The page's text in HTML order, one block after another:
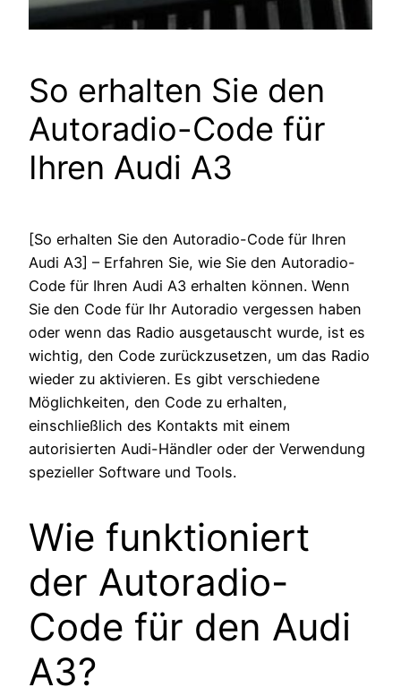
So erhalten Sie den
Autoradio-Code für
Ihren Audi A3
[So erhalten Sie den Autoradio-Code für Ihren
Audi A3] – Erfahren Sie, wie Sie den Autoradio-
Code für Ihren Audi A3 erhalten können. Wenn
Sie den Code für Ihr Autoradio vergessen haben
oder wenn das Radio ausgetauscht wurde, ist es
wichtig, den Code zurückzusetzen, um das Radio
wieder zu aktivieren. Es gibt verschiedene
Möglichkeiten, den Code zu erhalten,
einschließlich des Kontakts mit einem
autorisierten Audi-Händler oder der Verwendung
spezieller Software und Tools.
Wie funktioniert
der Autoradio-
Code für den Audi
A3?